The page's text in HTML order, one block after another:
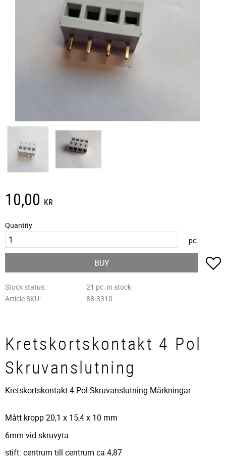
10,00 KR
Quantity
pc.
BUY
Stock status
21 pc. in stock
Article SKU
88-3310
Kretskortskontakt 4 Pol
Skruvanslutning
Kretskortskontakt 4 Pol Skruvanslutning Märkningar
Mått kropp 20,1 x 15,4 x 10 mm
6mm vid skruvyta
stift: centrum till centrum ca 4,87